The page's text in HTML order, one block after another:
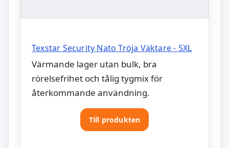
Texstar Security Nato Tröja Väktare - 5XL
Värmande lager utan bulk, bra
rörelsefrihet och tålig tygmix för
återkommande användning.
Till produkten